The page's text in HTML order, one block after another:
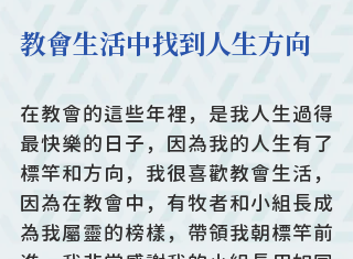
教會生活中找到人生方向
在教會的這些年裡，是我人生過得
最快樂的日子，因為我的人生有了
標竿和方向，我很喜歡教會生活，
因為在教會中，有牧者和小組長成
為我屬靈的榜樣，帶領我朝標竿前